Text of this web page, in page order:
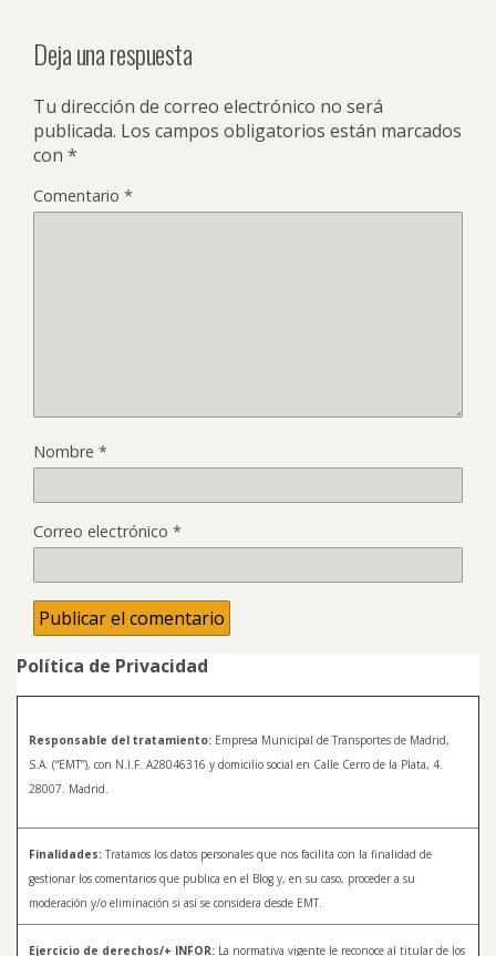
Deja una respuesta
Tu dirección de correo electrónico no será
publicada. Los campos obligatorios están marcados
con *
Comentario *
Nombre *
Correo electrónico *
Política de Privacidad
Responsable del tratamiento: Empresa Municipal de Transportes de Madrid,
S.A. (“EMT”), con N.I.F. A28046316 y domicilio social en Calle Cerro de la Plata, 4.
28007. Madrid.
Finalidades: Tratamos los datos personales que nos facilita con la finalidad de
gestionar los comentarios que publica en el Blog y, en su caso, proceder a su
moderación y/o eliminación si así se considera desde EMT.
Ejercicio de derechos/+ INFOR: La normativa vigente le reconoce al titular de los